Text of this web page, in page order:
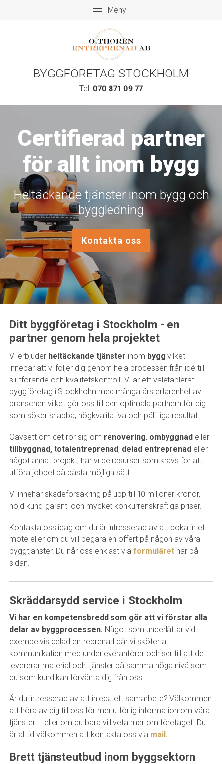
BYGGFÖRETAG STOCKHOLM
Tel: 070 871 09 77
Certifierad partner
för allt inom bygg
Heltäckande tjänster inom bygg och
byggledning
Kontakta oss
Ditt byggföretag i Stockholm - en
partner genom hela projektet
Vi erbjuder heltäckande tjänster inom bygg vilket
innebär att vi följer dig genom hela processen från idé till
slutförande och kvalitetskontroll. Vi är ett väletablerat
byggföretag i Stockholm med många års erfarenhet av
branschen vilket gör oss till den optimala partnern för dig
som söker snabba, högkvalitativa och pålitliga resultat.
Oavsett om det rör sig om renovering, ombyggnad eller
tillbyggnad, totalentreprenad, delad entreprenad eller
något annat projekt, har vi de resurser som krävs för att
utföra jobbet på bästa möjliga sätt.
Vi innehar skadeförsäkring på upp till 10 miljoner kronor,
nöjd kund-garanti och mycket konkurrenskraftiga priser.
Kontakta oss idag om du är intresserad av att boka in ett
möte eller om du vill begära en offert på någon av våra
byggtjänster. Du når oss enklast viaformuläret här på
sidan.
Skräddarsydd service i Stockholm
Vi har en kompetensbredd som gör att vi förstår alla
delar av byggprocessen. Något som underlättar vid
exempelvis delad entreprenad där vi sköter all
kommunikation med underleverantörer och ser till att de
levererar material och tjänster på samma höga nivå som
du som kund kan förvänta dig från oss.
Är du intresserad av att inleda ett samarbete? Välkommen
att höra av dig till oss för mer utförlig information om våra
tjänster – eller om du bara vill veta mer om företaget. Du
är alltid välkommen att kontakta oss via mail.
Brett tjänsteutbud inom byggsektorn